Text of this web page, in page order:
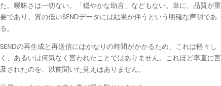
た。曖昧さは一切ない。「穏やかな助言」などもない。単に、品質が重
要であり、質の低いSENDデータには結果が伴うという明確な声明であ
る。
SENDの再生成と再送信にはかなりの時間がかかるため、これは軽々し
く、あるいは何気なく言われたことではありません。これほど率直に言
及されたのを、以前聞いた覚えはありません。